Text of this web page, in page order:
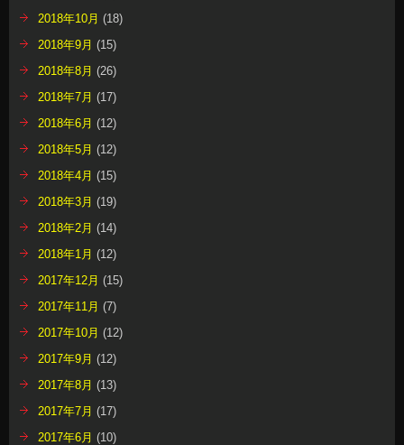
2018年10月 (18)
2018年9月 (15)
2018年8月 (26)
2018年7月 (17)
2018年6月 (12)
2018年5月 (12)
2018年4月 (15)
2018年3月 (19)
2018年2月 (14)
2018年1月 (12)
2017年12月 (15)
2017年11月 (7)
2017年10月 (12)
2017年9月 (12)
2017年8月 (13)
2017年7月 (17)
2017年6月 (10)